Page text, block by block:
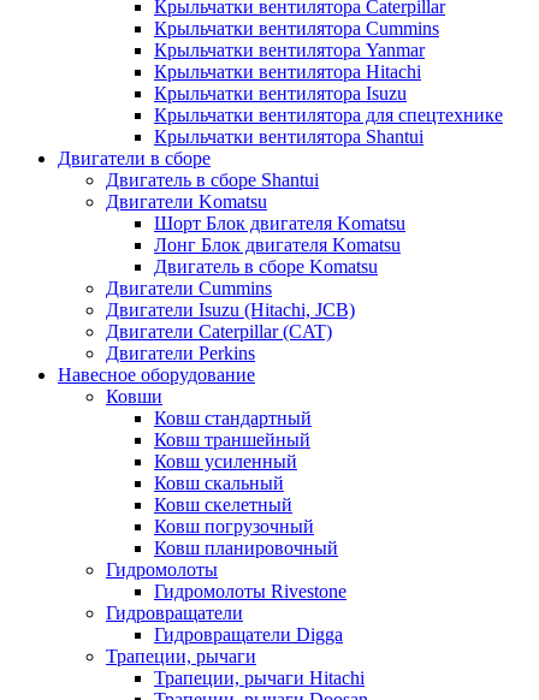
Крыльчатки вентилятора Caterpillar
Крыльчатки вентилятора Cummins
Крыльчатки вентилятора Yanmar
Крыльчатки вентилятора Hitachi
Крыльчатки вентилятора Isuzu
Крыльчатки вентилятора для спецтехнике
Крыльчатки вентилятора Shantui
Двигатели в сборе
Двигатель в сборе Shantui
Двигатели Komatsu
Шорт Блок двигателя Komatsu
Лонг Блок двигателя Komatsu
Двигатель в сборе Komatsu
Двигатели Cummins
Двигатели Isuzu (Hitachi, JCB)
Двигатели Caterpillar (CAT)
Двигатели Perkins
Навесное оборудование
Ковши
Ковш стандартный
Ковш траншейный
Ковш усиленный
Ковш скальный
Ковш скелетный
Ковш погрузочный
Ковш планировочный
Гидромолоты
Гидромолоты Rivestone
Гидровращатели
Гидровращатели Digga
Трапеции, рычаги
Трапеции, рычаги Hitachi